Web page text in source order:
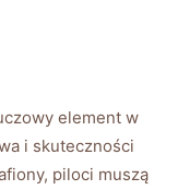
element w
i skuteczności
piloci muszą